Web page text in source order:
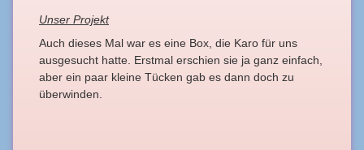
Unser Projekt
Auch dieses Mal war es eine Box, die Karo für uns
ausgesucht hatte. Erstmal erschien sie ja ganz einfach,
aber ein paar kleine Tücken gab es dann doch zu
überwinden.